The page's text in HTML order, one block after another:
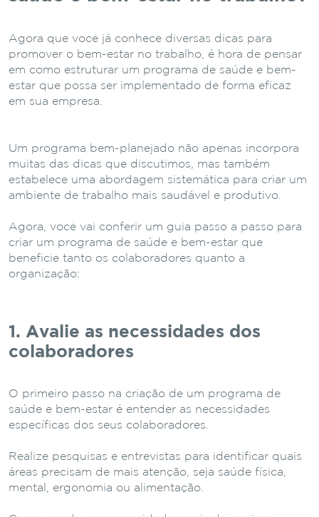
Agora que você já conhece diversas dicas para
promover o bem-estar no trabalho, é hora de pensar
em como estruturar um programa de saúde e bem-
estar que possa ser implementado de forma eficaz
em sua empresa.
Um programa bem-planejado não apenas incorpora
muitas das dicas que discutimos, mas também
estabelece uma abordagem sistemática para criar um
ambiente de trabalho mais saudável e produtivo.
Agora, você vai conferir um guia passo a passo para
criar um programa de saúde e bem-estar que
beneficie tanto os colaboradores quanto a
organização:
1. Avalie as necessidades dos
colaboradores
O primeiro passo na criação de um programa de
saúde e bem-estar é entender as necessidades
específicas dos seus colaboradores.
Realize pesquisas e entrevistas para identificar quais
áreas precisam de mais atenção, seja saúde física,
mental, ergonomia ou alimentação.